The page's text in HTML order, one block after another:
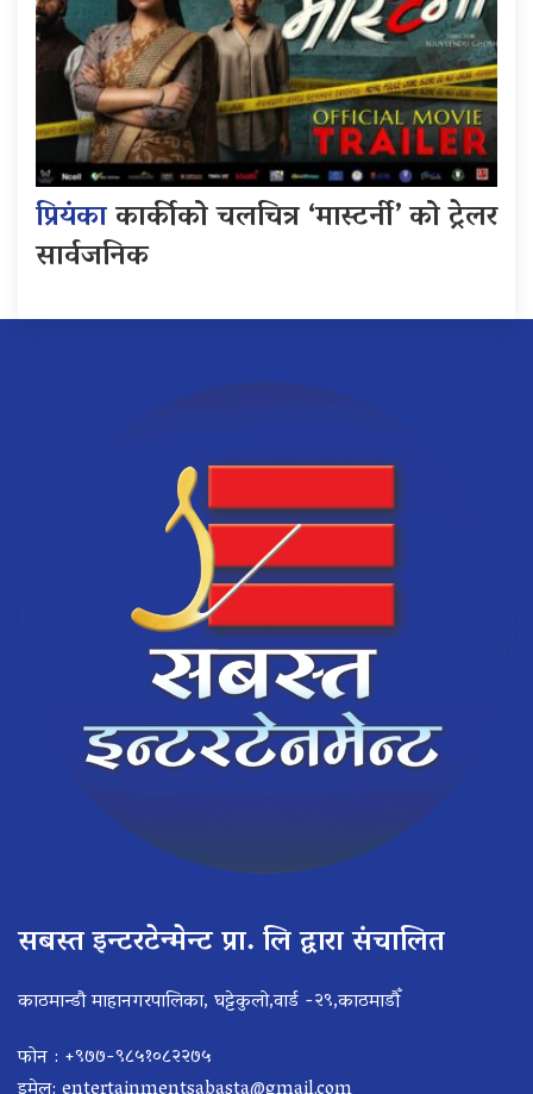
प्रियंकाकार्कीको चलचित्र ‘मास्टर्नी’ को ट्रेलर
सार्वजनिक
सबस्त इन्टरटेन्मेन्ट प्रा. लि द्वारा संचालित
काठमान्डौ माहानगरपालिका, घट्टेकुलो,वार्ड -२९,काठमाडौँ
फोन : +९७७-९८५१०८२२७५